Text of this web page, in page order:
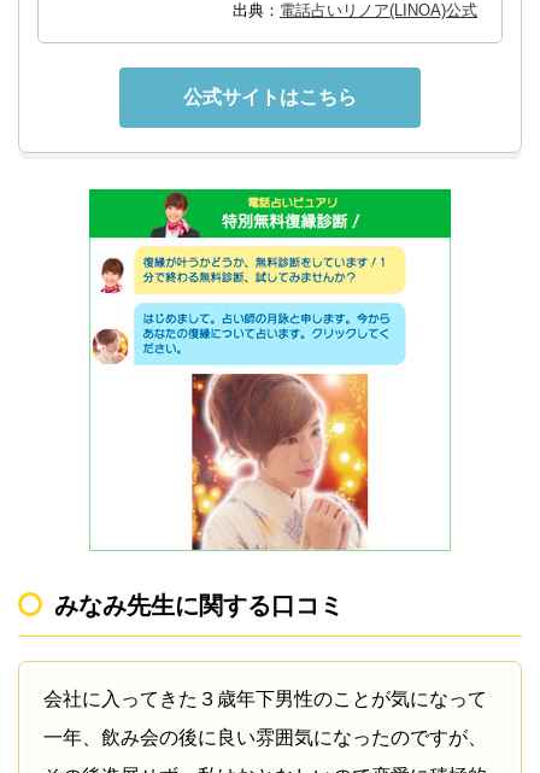
出典： 電話占いリノア(LINOA)公式
公式サイトはこちら
みなみ先生に関する口コミ
会社に入ってきた３歳年下男性のことが気になって
一年、飲み会の後に良い雰囲気になったのですが、